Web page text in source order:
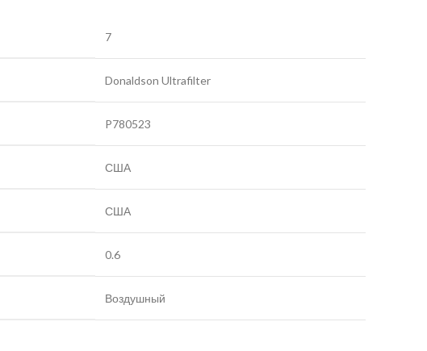
7
Donaldson Ultrafilter
P780523
США
США
0.6
Воздушный